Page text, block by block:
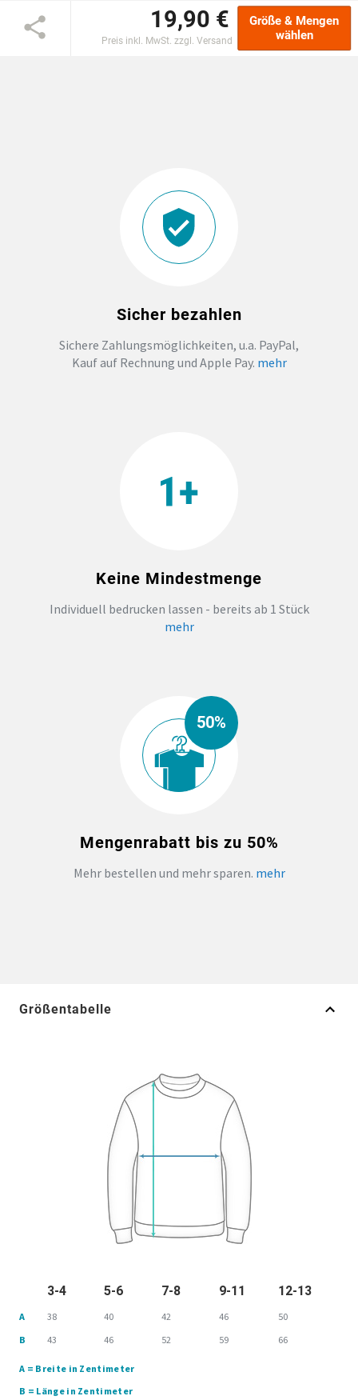
EINSCHULUNG
PRINT ON DEMAND
SOCKEN PERSONALISIEREN
FOTOTASSEN UND MEHR
19,90 €
Preis inkl. MwSt. zzgl. Versand
Größe & Mengen
wählen
Sicher bezahlen
Sichere Zahlungsmöglichkeiten, u.a. PayPal,
Kauf auf Rechnung und Apple Pay. mehr
Keine Mindestmenge
Individuell bedrucken lassen - bereits ab 1 Stück
mehr
50%
Mengenrabatt bis zu 50%
Mehr bestellen und mehr sparen. mehr
Größentabelle
3-4 5-6 7-8 9-11 12-13
A 38 40 42 46
50
B
43 46 52 59 66
A = Breite in Zentimeter
B = Länge in Zentimeter